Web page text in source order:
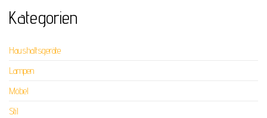
Kategorien
Haushaltsgeräte
Lampen
Möbel
Stil